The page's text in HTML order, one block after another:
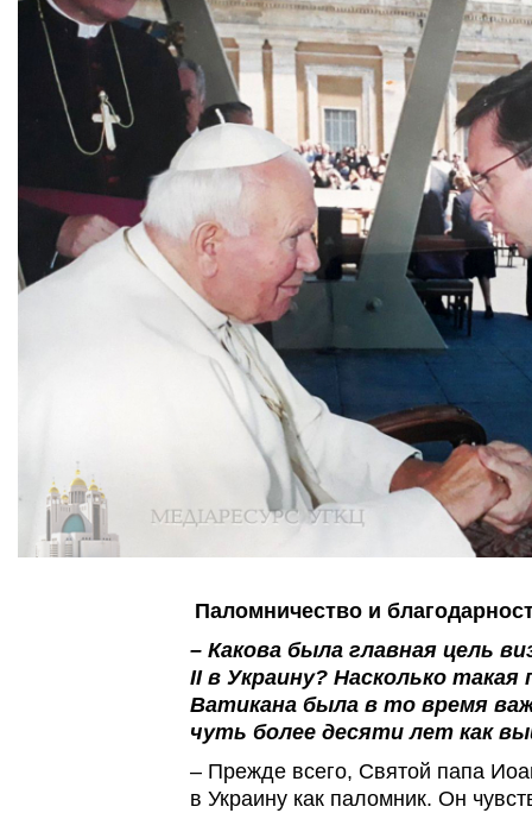
Паломничество и
– Какова была главная цель
II в Украину? Насколько
Ватикана была в то время
чуть более десяти лет как
– Прежде всего, Святой папа
в Украину как паломник. Он